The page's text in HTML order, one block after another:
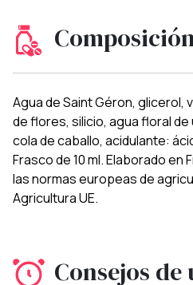
Agua de Saint Géron, glicerol,
de flores, silicio, agua floral de
cola de caballo, acidulante:
Frasco de 10 ml. Elaborado en
las normas europeas de
Agricultura UE.
Consejos de